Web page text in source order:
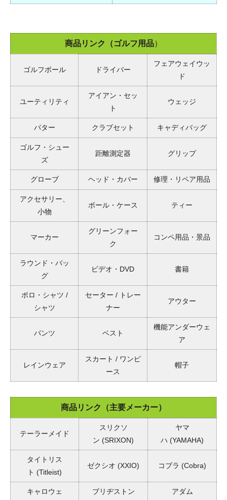
商品リンク（ゴルフ用品）
ゴルフボール ドライバー
フェアウェイウッ
ド
ユーティリティ
アイアン・セッ
ト
ウェッジ
パター クラブセット キャディバッグ
ゴルフ・シュー
ズ
距離測定器 グリップ
グローブ ヘッド・カバー 修理・リペア用品
アクセサリー、
小物
ボール・ケース ティー
マーカー
グリーンフォー
ク
コンペ用品・景品
ラウンド・バッ
グ
ビデオ・DVD 書籍
ポロ・シャツ /
シャツ
セーター / トレー
ナー
アウター
パンツ ベスト
機能アンダーウェ
ア
レインウェア
スカート / ワンピ
ース
帽子
商品リンク（主要メーカー）
テーラーメイド
スリクソ
ン (SRIXON)
ヤマ
ハ (YAMAHA)
タイトリス
ト (Titleist)
ゼクシオ (XXIO) コブラ (Cobra)
キャロウェ
ブリヂストン
アダム